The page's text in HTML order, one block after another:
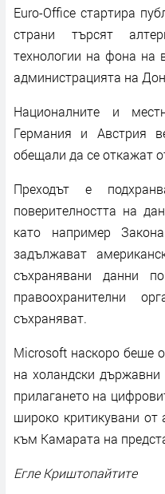
Euro-Office стартира
страни търсят
технологии на фона на
администрацията на
Националните и
Германия и Австрия
обещали да се откажат
Преходът е
поверителността на
като например
задължават
съхранявани данни
правоохранителни
съхраняват.
Microsoft наскоро беше
на холандски
прилагането на
широко критикувани от
към Камарата на
Егле Криштопайтите